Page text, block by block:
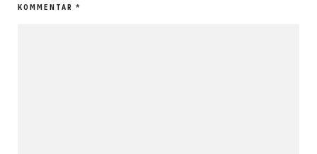
KOMMENTAR *